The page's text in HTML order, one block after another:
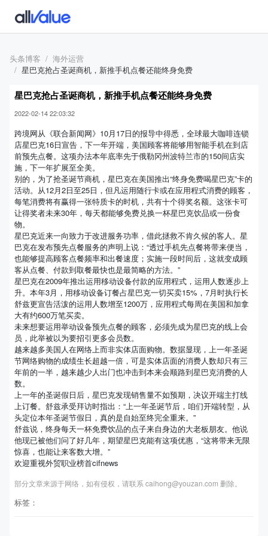
头条博客
海外运营
星巴克抢占圣诞商机，新推手机点餐还能终身免费
星巴克抢占圣诞商机，新推手机点餐还能终身免费
2022-02-14 22:03:32
跨境网从《联合新闻网》10月17日的报导中得悉，全球最大咖啡连锁
店星巴克16日宣告，下一年开端，美国顾客将能够用智能手机在到店
前预先点餐。这项办法本年底率先于俄勒冈州波特兰市的150间店实
施，下一年扩展至全美。
别的，为了抢圣诞节商机，星巴克在美国推出“终身免费喝星巴克”卡的
活动。从12月2日至25日，但凡运用随行卡或在应用程式消费的顾客，
每笔消费将有赢得一张特质卡的时机，共有十个得奖名额。这张卡可
让得奖者未来30年，每天都能够免费兑换一杯星巴克饮品或一份食
物。
星巴克近来一向致力于改进服务功率，借此拯救不肯久候的客人。星
巴克在发布预先点餐服务的声明上说：“透过手机先点餐将带来便当，
也能够提高顾客点餐频率和出餐速度；实施一段时间后，这就变成顾
客从点餐、付款到取餐最快也是最简略的方法。”
星巴克在2009年推出运用移动设备付款的应用程式，运用人数逐步上
升。本年3月，用移动设备订餐占星巴克一切买卖15%，7月时执行长
舒兹更宣告活泼的运用人数增至1200万，应用程式每周在美国和加拿
大有约600万笔买卖。
未来想要运用举动设备预先点餐的顾客，必须先成为星巴克的线上会
员，此举被以为要招引更多会员数。
越来越多美国人在网络上而非实体店面购物。数据显现，上一年圣诞
节网络购物的成绩生长超越一倍，可是实体店面的消费人数却只有三
年前的一半，越来越少人出门也冲击到本来会顺路到星巴克消费的人
数。
上一年的圣诞假日后，星巴克发现销售量不如预期，决议开端主打线
上订餐。舒兹承受拜访时指出：“上一年圣诞节后，咱们开端转型，从
头定位本年圣诞节假日，真的是自始至终完全重来。”
舒兹说，终身每天一杯免费饮品的点子来自身边的大老板朋友。他说
他现已被他们问了好几年，期望星巴克能有这项优惠，“这将带来无限
惊喜，也能让来客数大增。”
欢迎重视外贸职业榜首cifnews
部分文章来源于网络，如有侵权，请联系 caihong@youzan.com 删除。
标签：